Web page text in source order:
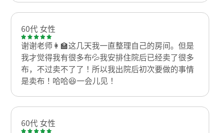
60代 女性
谢谢老师👩‍🏫这几天我一直整理自己的房间。但是
我才觉得我有很多布💦我安排住院后已经卖了很多
布，不过卖不了了！所以我出院后初次要做的事情
是卖布！哈哈😆一会儿见！
60代 女性